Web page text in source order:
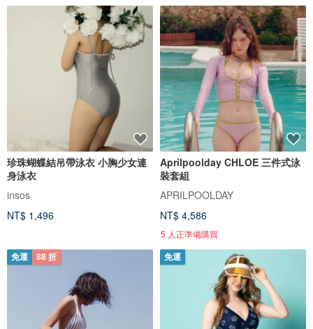
珍珠蝴蝶結吊帶泳衣 小胸少女連
身泳衣
insos
NT$ 1,496
Aprilpoolday CHLOE 三件式泳
裝套組
APRILPOOLDAY
NT$ 4,586
5 人正準備購買
免運 88 折 免運